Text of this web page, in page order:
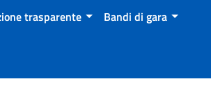
trasparente Bandi di gara